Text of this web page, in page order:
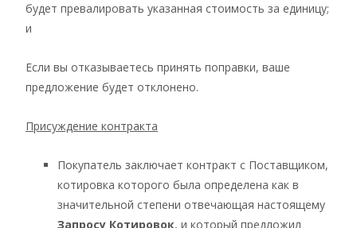
будет превалировать указанная стоимость за единицу;
и
Если вы отказываетесь принять поправки, ваше
предложение будет отклонено.
Присуждение контракта
Покупатель заключает контракт с Поставщиком,
котировка которого была определена как в
значительной степени отвечающая настоящему
Запросу Котировок, и который предложил